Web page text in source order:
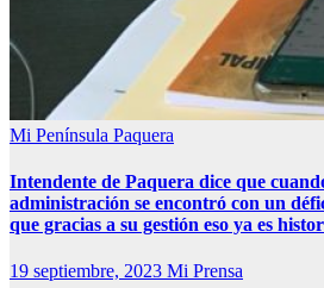
Mi Península Paquera
Intendente de Paquera dice que
administración se encontró con un
que gracias a su gestión eso ya es
19 septiembre, 2023 Mi Prensa